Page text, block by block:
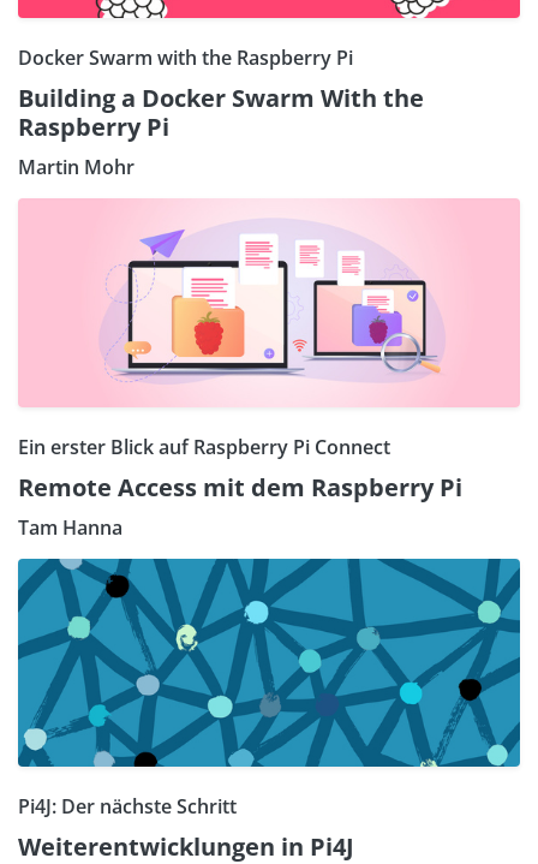
Docker Swarm with the Raspberry Pi
Building a Docker Swarm With the
Raspberry Pi
Martin Mohr
Ein erster Blick auf Raspberry Pi Connect
Remote Access mit dem Raspberry Pi
Tam Hanna
Pi4J: Der nächste Schritt
Weiterentwicklungen in Pi4J